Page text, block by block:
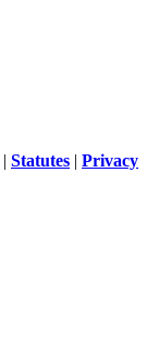
| Statutes | Privacy